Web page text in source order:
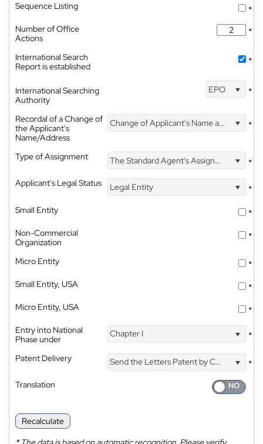
Sequence Listing
*
Number of Office
Actions
*
International Search
Report is established
*
International Searching
Authority
EPO *
Recordal of a Change of
the Applicant's
Name/Address
Change of Applicant's Name and Address *
Type of Assignment The Standard Agent's Assignment
*
Applicant's Legal Status
Legal Entity
*
Small Entity
*
Non-Commercial
Organization
*
Micro Entity
*
Small Entity, USA
*
Micro Entity, USA
*
Entry into National
Phase under
Chapter I *
Patent Delivery Send the Letters Patent by Courier
*
Translation
Recalculate